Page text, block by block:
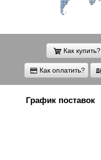
Как купить?
Как оплатить?
График поставок